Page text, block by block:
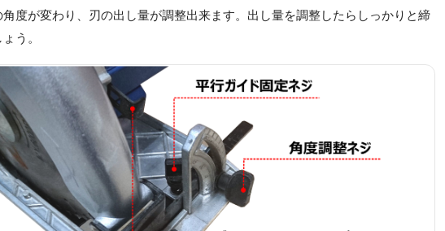
角度が変わり、刃の出し量が調整出来ます。出し量を調整したらしっかりと締
う。